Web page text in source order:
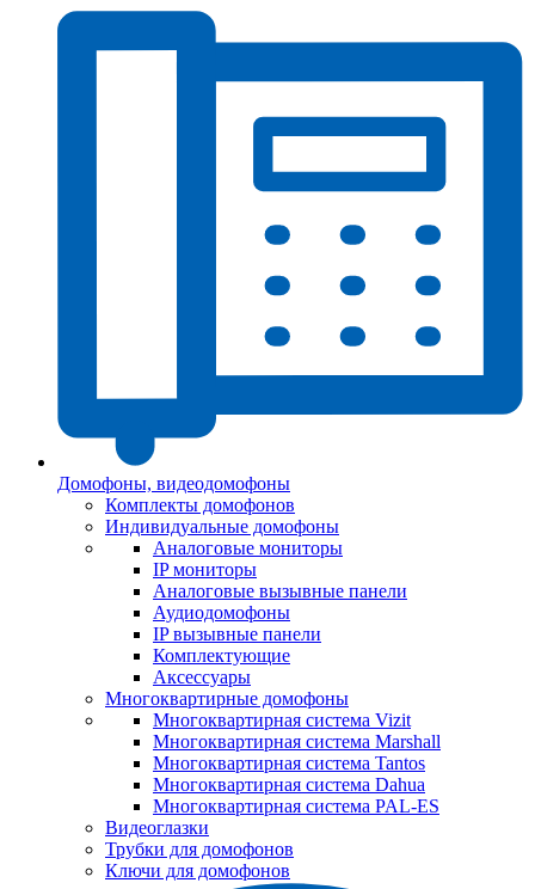
Домофоны, видеодомофоны
Комплекты домофонов
Индивидуальные домофоны
Аналоговые мониторы
IP мониторы
Аналоговые вызывные панели
Аудиодомофоны
IP вызывные панели
Комплектующие
Аксессуары
Многоквартирные домофоны
Многоквартирная система Vizit
Многоквартирная система Marshall
Многоквартирная система Tantos
Многоквартирная система Dahua
Многоквартирная система PAL-ES
Видеоглазки
Трубки для домофонов
Ключи для домофонов